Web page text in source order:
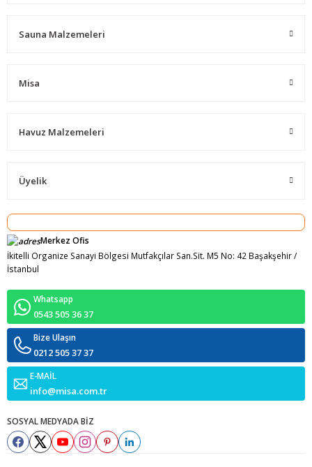
Sauna Malzemeleri
Misa
Havuz Malzemeleri
Üyelik
Merkez Ofis
İkitelli Organize Sanayi Bölgesi Mutfakçılar San.Sit. M5 No: 42 Başakşehir /
İstanbul
Whatsapp
0543 505 36 37
Bize Ulaşın
0212 505 37 37
E-MAİL
info@misa.com.tr
SOSYAL MEDYADA BİZ